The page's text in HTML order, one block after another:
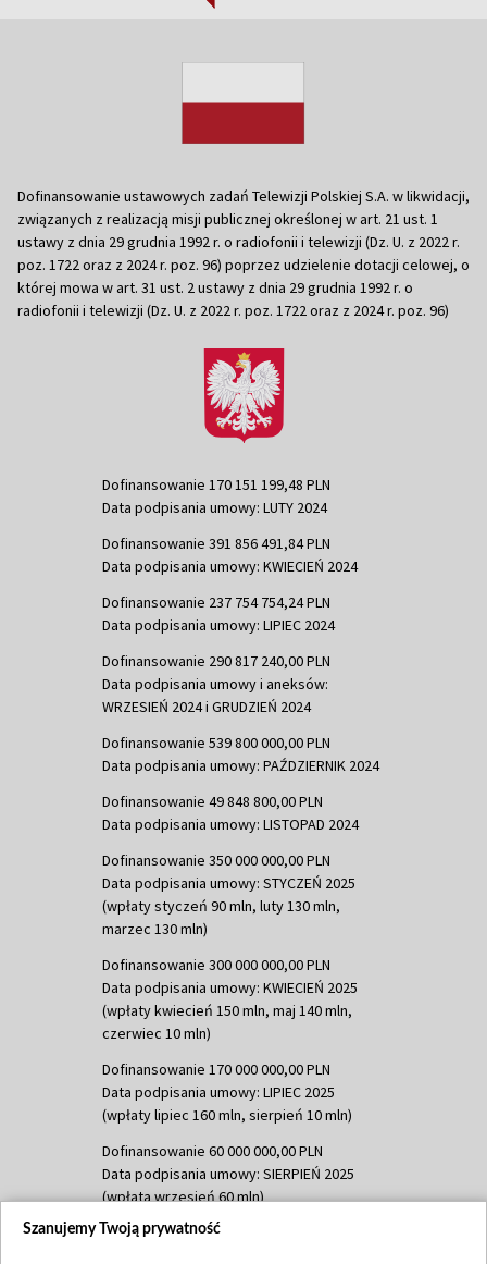
Dofinansowanie ustawowych zadań Telewizji Polskiej S.A. w likwidacji,
związanych z realizacją misji publicznej określonej w art. 21 ust. 1
ustawy z dnia 29 grudnia 1992 r. o radiofonii i telewizji (Dz. U. z 2022 r.
poz. 1722 oraz z 2024 r. poz. 96) poprzez udzielenie dotacji celowej, o
której mowa w art. 31 ust. 2 ustawy z dnia 29 grudnia 1992 r. o
radiofonii i telewizji (Dz. U. z 2022 r. poz. 1722 oraz z 2024 r. poz. 96)
Dofinansowanie 170 151 199,48 PLN
Data podpisania umowy: LUTY 2024
Dofinansowanie 391 856 491,84 PLN
Data podpisania umowy: KWIECIEŃ 2024
Dofinansowanie 237 754 754,24 PLN
Data podpisania umowy: LIPIEC 2024
Dofinansowanie 290 817 240,00 PLN
Data podpisania umowy i aneksów:
WRZESIEŃ 2024 i GRUDZIEŃ 2024
Dofinansowanie 539 800 000,00 PLN
Data podpisania umowy: PAŹDZIERNIK 2024
Dofinansowanie 49 848 800,00 PLN
Data podpisania umowy: LISTOPAD 2024
Dofinansowanie 350 000 000,00 PLN
Data podpisania umowy: STYCZEŃ 2025
(wpłaty styczeń 90 mln, luty 130 mln,
marzec 130 mln)
Dofinansowanie 300 000 000,00 PLN
Data podpisania umowy: KWIECIEŃ 2025
(wpłaty kwiecień 150 mln, maj 140 mln,
czerwiec 10 mln)
Dofinansowanie 170 000 000,00 PLN
Data podpisania umowy: LIPIEC 2025
(wpłaty lipiec 160 mln, sierpień 10 mln)
Dofinansowanie 60 000 000,00 PLN
Data podpisania umowy: SIERPIEŃ 2025
(wpłata wrzesień 60 mln)
Dofinansowanie 635 783 051,21 PLN
Szanujemy Twoją prywatność